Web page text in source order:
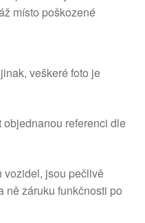
místo poškozené
veškeré foto je
referenci dle
vozidel, jsou pečlivě
ně záruku funkčnosti po